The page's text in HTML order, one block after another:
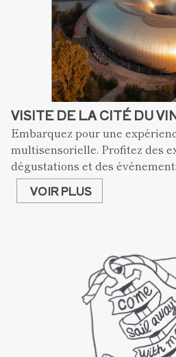
VISITE DE LA CITÉ DU
Embarquez pour une
multisensorielle. Profitez des
dégustations et des
VOIR PLUS